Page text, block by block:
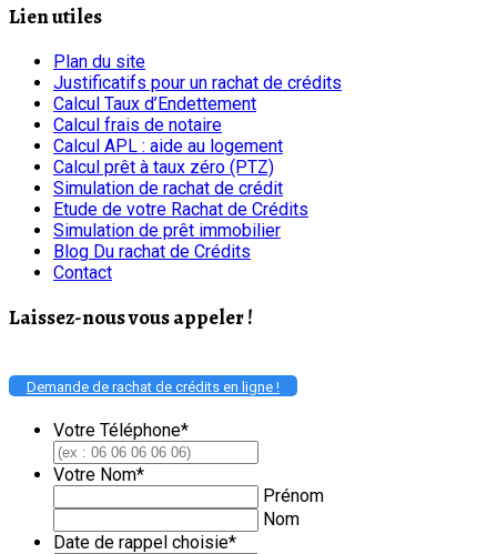
Lien utiles
Plan du site
Justificatifs pour un rachat de crédits
Calcul Taux d’Endettement
Calcul frais de notaire
Calcul APL : aide au logement
Calcul prêt à taux zéro (PTZ)
Simulation de rachat de crédit
Etude de votre Rachat de Crédits
Simulation de prêt immobilier
Blog Du rachat de Crédits
Contact
Laissez-nous vous appeler !
Demande de rachat de crédits en ligne !
Votre Téléphone*
Votre Nom*
Prénom
Nom
Date de rappel choisie*